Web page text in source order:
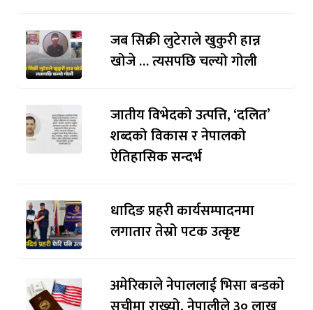
जब सिक्री लुटेराले खुकुरी हान्न
खोजे … त्यसपछि चल्यो गोली
जातीय विभेदको उत्पत्ति, ‘दलित’
शब्दको विकास र नेपालको
ऐतिहासिक सन्दर्भ
धादिङ प्रहरी कार्यसम्पादनमा
लगातार तेस्रो पटक उत्कृष्ट
अमेरिकाले नेपाललाई भिसा बन्डकाे